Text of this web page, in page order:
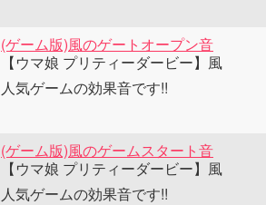
(ゲーム版)風のゲートオープン音
【ウマ娘 プリティーダービー】風
人気ゲームの効果音です!!
(ゲーム版)風のゲームスタート音
【ウマ娘 プリティーダービー】風
人気ゲームの効果音です!!